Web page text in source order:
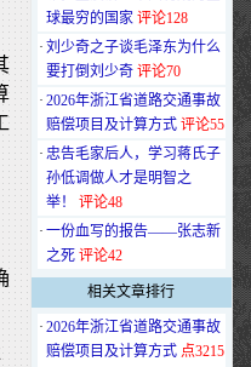
球最穷的国家 评论128
· 刘少奇之子谈毛泽东为什么
要打倒刘少奇 评论70
· 2026年浙江省道路交通事故
赔偿项目及计算方式 评论55
· 忠告毛家后人，学习蒋氏子
孙低调做人才是明智之
举！
评论48
· 一份血写的报告——张志新
之死 评论42
相关文章排行
· 2026年浙江省道路交通事故
赔偿项目及计算方式 点3215